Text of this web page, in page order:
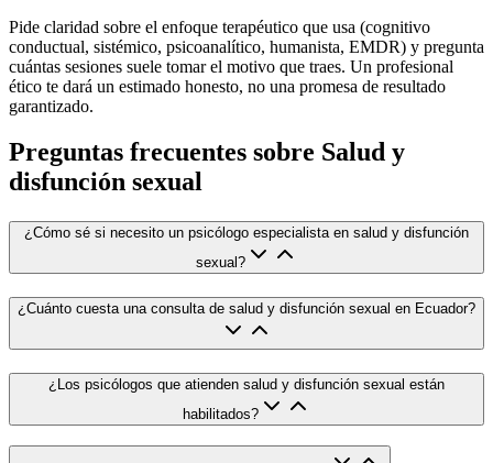
Pide claridad sobre el enfoque terapéutico que usa (cognitivo
conductual, sistémico, psicoanalítico, humanista, EMDR) y pregunta
cuántas sesiones suele tomar el motivo que traes. Un profesional
ético te dará un estimado honesto, no una promesa de resultado
garantizado.
Preguntas frecuentes sobre Salud y
disfunción sexual
¿Cómo sé si necesito un psicólogo especialista en salud y disfunción
sexual?
¿Cuánto cuesta una consulta de salud y disfunción sexual en Ecuador?
¿Los psicólogos que atienden salud y disfunción sexual están
habilitados?